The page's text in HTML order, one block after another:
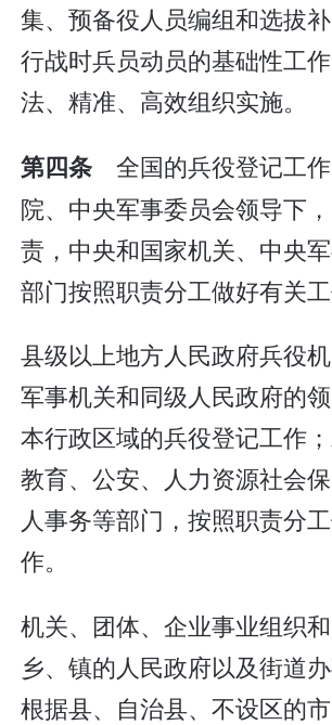
集、预备役人员编组和选拔
行战时兵员动员的基础性工
法、精准、高效组织实施。
第四条全国的兵役登记工
院、中央军事委员会领导下
责，中央和国家机关、中央
部门按照职责分工做好有关工
县级以上地方人民政府兵役
军事机关和同级人民政府的
本行政区域的兵役登记工作；
教育、公安、人力资源社会
人事务等部门，按照职责分
作。
机关、团体、企业事业组织
乡、镇的人民政府以及街道
根据县、自治县、不设区的